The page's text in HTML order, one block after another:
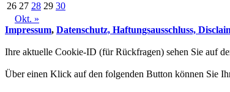
26 27 28 29 30
Okt. »
Impressum, Datenschutz, Haftungsausschluss,
Ihre aktuelle Cookie-ID (für Rückfragen) sehen Sie auf
Über einen Klick auf den folgenden Button können Sie